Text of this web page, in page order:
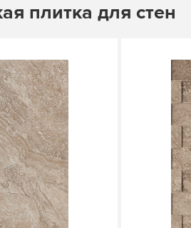
плитка для стен